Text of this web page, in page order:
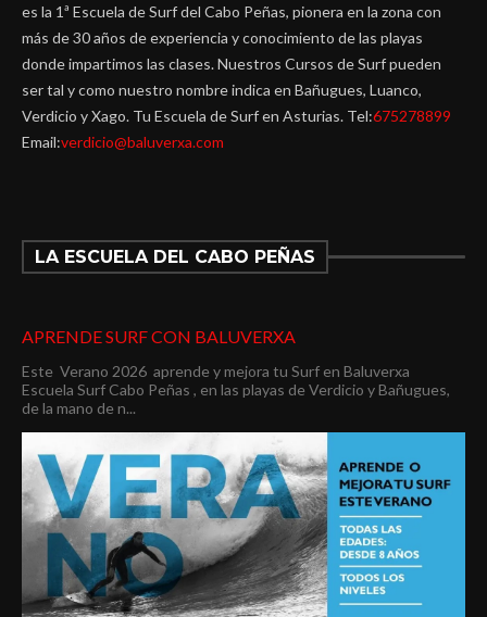
es la 1ª Escuela de Surf del Cabo Peñas, pionera en la zona con
más de 30 años de experiencia y conocimiento de las playas
donde impartimos las clases. Nuestros Cursos de Surf pueden
ser tal y como nuestro nombre indica en Bañugues, Luanco,
Verdicio y Xago. Tu Escuela de Surf en Asturias. Tel:675278899
Email:verdicio@baluverxa.com
LA ESCUELA DEL CABO PEÑAS
APRENDE SURF CON BALUVERXA
Este Verano 2026 aprende y mejora tu Surf en Baluverxa
Escuela Surf Cabo Peñas , en las playas de Verdicio y Bañugues,
de la mano de n...